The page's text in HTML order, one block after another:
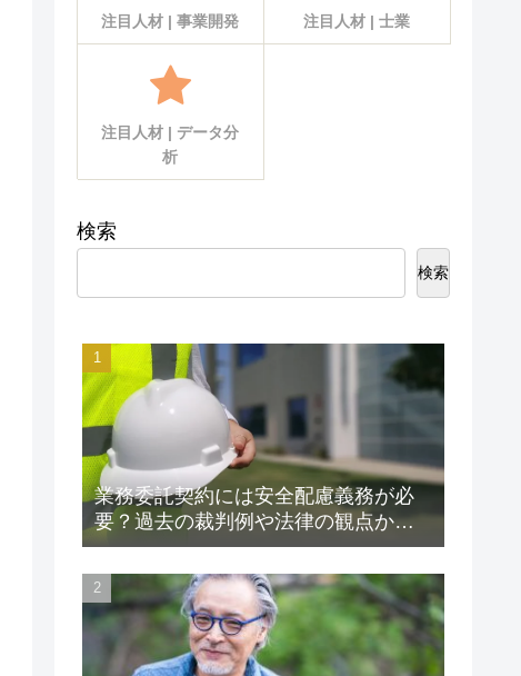
注目人材 | 事業開発 注目人材 | 士業
注目人材 | データ分
析
検索
検索
業務委託契約には安全配慮義務が必
要？過去の裁判例や法律の観点から
解説します！